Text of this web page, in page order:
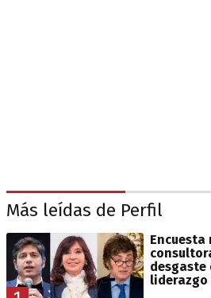
Más leídas de Perfil
Encuesta
desgaste
liderazgo